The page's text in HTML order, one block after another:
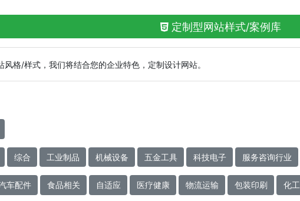
定制型网站样式/案例库
格/样式，我们将结合您的企业特色，定制设计网站。
综合 工业制品 机械设备 五金工具 科技电子 服务咨询行业
车配件 食品相关 自适应 医疗健康 物流运输 包装印刷 化工